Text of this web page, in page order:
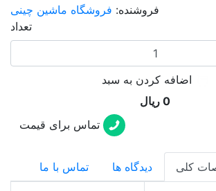
فروشنده: فروشگاه ماشین چینی
تعداد
اضافه کردن به سبد
0 ریال
تماس برای قیمت
کلی دیدگاه ها تماس با ما